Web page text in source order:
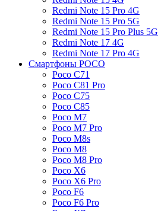
Redmi Note 15 Pro 4G
Redmi Note 15 Pro 5G
Redmi Note 15 Pro Plus 5G
Redmi Note 17 4G
Redmi Note 17 Pro 4G
Смартфоны POCO
Poco C71
Poco C81 Pro
Poco C75
Poco C85
Poco M7
Poco M7 Pro
Poco M8s
Poco M8
Poco M8 Pro
Poco X6
Poco X6 Pro
Poco F6
Poco F6 Pro